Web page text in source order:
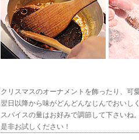
クリスマスのオーナメントを飾ったり、可
翌日以降から味がどんどんなじんでおいし
スパイスの量はお好みで調節して下さいね。
是非お試しください！